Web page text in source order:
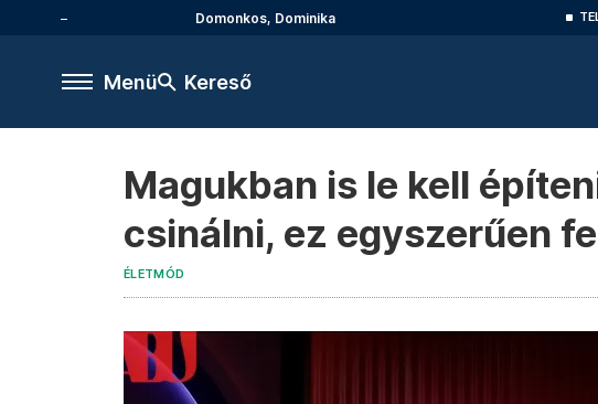
Domonkos, Dominika
Menü Kereső
Magukban is le kell
csinálni, ez egyszerűen
ÉLETMÓD